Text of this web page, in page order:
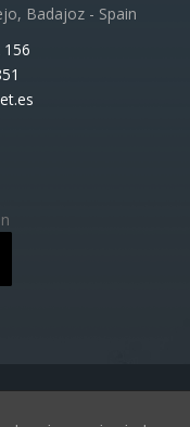
Badajoz - Spain